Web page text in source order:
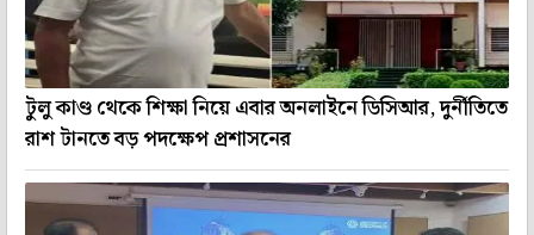
টুলু কাণ্ড থেকে শিক্ষা নিয়ে এবার অনলাইনে ডিসিআর, দুর্নীতিতে
রাশ টানতে বড় পদক্ষেপ প্রশাসনের